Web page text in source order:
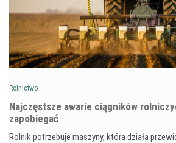
Rolnictwo
Najczęstsze awarie ciągników
zapobiegać
Rolnik potrzebuje maszyny, która działa